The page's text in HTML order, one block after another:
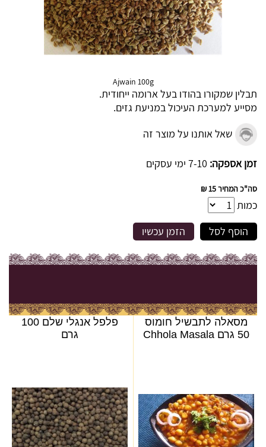
Ajwain 100g
תבלין שמקורו בהודו בעל ארומה ייחודית.
מסייע למערכת העיכול במניעת גזים.
שאל אותנו על מוצר זה
זמן אספקה: 7-10 ימי עסקים
סה"כ המחיר15 ₪
כמות
הוסף לסל
הזמן עכשיו
מסאלה לתבשיל חומוס
50 גרם Chhola Masala
פלפל אנגלי שלם 100
גרם